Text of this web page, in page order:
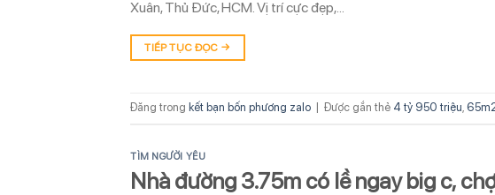
Xuân, Thủ Đức, HCM. Vị trí cực đẹp,…
TIẾP TỤC ĐỌC →
Đăng trong kết bạn bốn phương zalo Được gắn thẻ 4 tỷ 950 triệu,
TÌM NGƯỜI YÊU
Nhà đường 3.75m có lề ngay big c,